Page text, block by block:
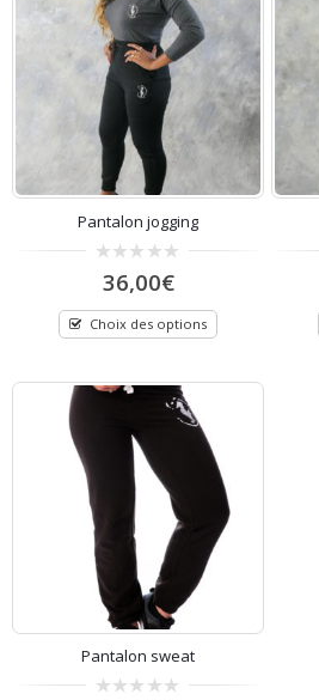
Pantalon jogging
out
5
36,00€
Choix des options
Pantalon sweat